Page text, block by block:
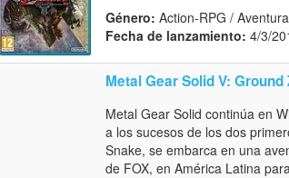
Género: Action-RPG /
Fecha de lanzamiento: 4/3/
Metal Gear Solid V: Ground
Metal Gear Solid continúa en
a los sucesos de los dos
Snake, se embarca en una
de FOX, en América Latina